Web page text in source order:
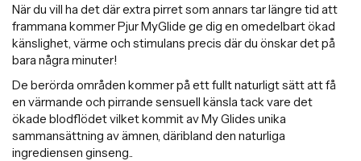
När du vill ha det där extra pirret som annars tar längre tid att
frammana kommer Pjur MyGlide ge dig en omedelbart ökad
känslighet, värme och stimulans precis där du önskar det på
bara några minuter!
De berörda områden kommer på ett fullt naturligt sätt att få
en värmande och pirrande sensuell känsla tack vare det
ökade blodflödet vilket kommit av My Glides unika
sammansättning av ämnen, däribland den naturliga
ingrediensen ginseng..